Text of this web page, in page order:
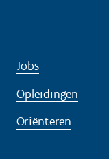
Jobs
Opleidingen
Oriënteren